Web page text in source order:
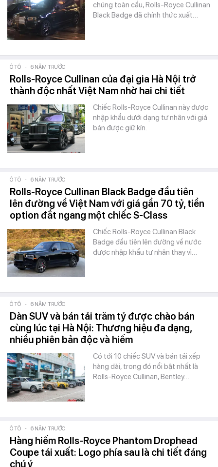
chúng toàn cầu, Rolls-Royce Cullinan
Black Badge đã chính thức xuất…
Ô TÔ - 6 NĂM TRƯỚC
Rolls-Royce Cullinan của đại gia Hà Nội trở
thành độc nhất Việt Nam nhờ hai chi tiết
Chiếc Rolls-Royce Cullinan này được
nhập khẩu dưới dạng tư nhân với giá
bán được giữ kín.
Ô TÔ - 6 NĂM TRƯỚC
Rolls-Royce Cullinan Black Badge đầu tiên
lên đường về Việt Nam với giá gần 70 tỷ, tiền
option đắt ngang một chiếc S-Class
Chiếc Rolls-Royce Cullinan Black
Badge đầu tiên lên đường về nước
được nhập khẩu tư nhân thay vì…
Ô TÔ - 6 NĂM TRƯỚC
Dàn SUV và bán tải trăm tỷ được chào bán
cùng lúc tại Hà Nội: Thương hiệu đa dạng,
nhiều phiên bản độc và hiếm
Có tới 10 chiếc SUV và bán tải xếp
hàng dài, trong đó nổi bật nhất là
Rolls-Royce Cullinan, Bentley…
Ô TÔ - 6 NĂM TRƯỚC
Hàng hiếm Rolls-Royce Phantom Drophead
Coupe tái xuất: Logo phía sau là chi tiết đáng
chú ý